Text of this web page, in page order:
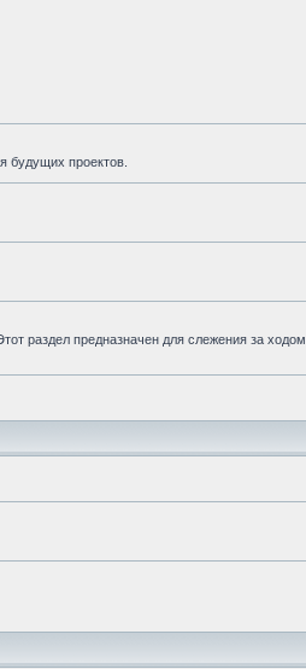
будущих проектов.
раздел предназначен для слежения за ходом